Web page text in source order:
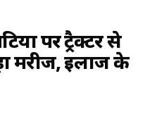
पर ट्रैक्टर से
मरीज, इलाज के